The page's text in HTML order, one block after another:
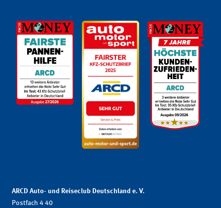
ARCD Auto- und Reiseclub Deutschland e. V.
Postfach 4 40